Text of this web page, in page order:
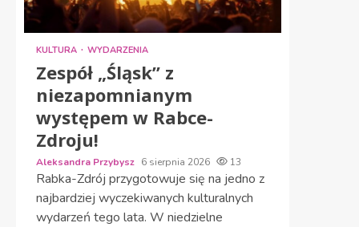
KULTURA WYDARZENIA
Zespół „Śląsk” z
niezapomnianym
występem w Rabce-
Zdroju!
Aleksandra Przybysz 6 sierpnia 2026 13
Rabka-Zdrój przygotowuje się na jedno z
najbardziej wyczekiwanych kulturalnych
wydarzeń tego lata. W niedzielne